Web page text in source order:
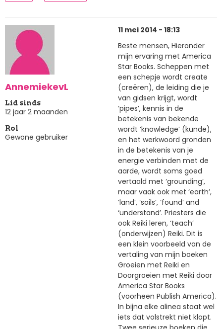
AnnemiekevL
Lid sinds
12 jaar 2 maanden
Rol
Gewone gebruiker
11 mei 2014 - 18:13
Beste mensen, Hieronder
mijn ervaring met America
Star Books. Scheppen met
een schepje wordt create
(creëren), de leiding die je
van gidsen krijgt, wordt
‘pipes’, kennis in de
betekenis van bekende
wordt ‘knowledge’ (kunde),
en het werkwoord gronden
in de betekenis van je
energie verbinden met de
aarde, wordt soms goed
vertaald met ‘grounding’,
maar vaak ook met ‘earth’,
‘land’, ‘soils’, ‘found’ and
‘understand’. Priesters die
ook Reiki leren, ‘teach’
(onderwijzen) Reiki. Dit is
een klein voorbeeld van de
vertaling van mijn boeken
Groeien met Reiki en
Doorgroeien met Reiki door
America Star Books
(voorheen Publish America).
In bijna elke alinea staat wel
iets dat volstrekt niet klopt.